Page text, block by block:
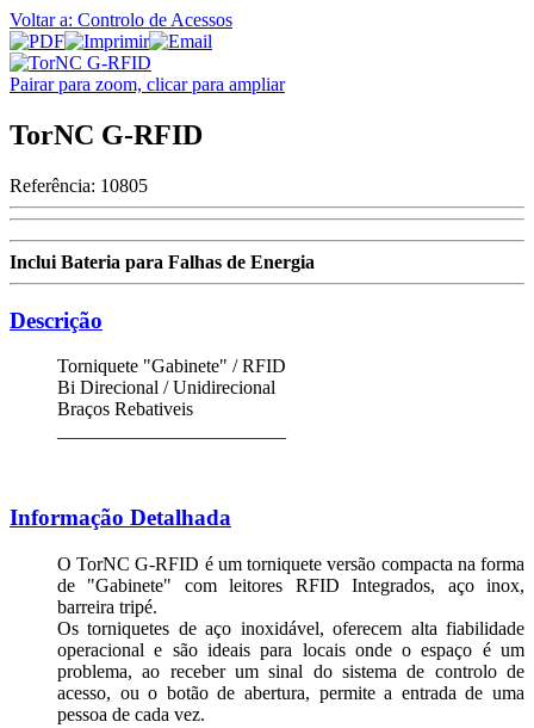
Voltar a: Controlo de Acessos
Pairar para zoom, clicar para ampliar
TorNC G-RFID
Referência: 10805
Inclui Bateria para Falhas de Energia
Descrição
Torniquete "Gabinete" / RFID
Bi Direcional / Unidirecional
Braços Rebativeis
Informação Detalhada
O TorNC G-RFID é um torniquete versão compacta na forma
de "Gabinete" com leitores RFID Integrados, aço inox,
barreira tripé.
Os torniquetes de aço inoxidável, oferecem alta fiabilidade
operacional e são ideais para locais onde o espaço é um
problema, ao receber um sinal do sistema de controlo de
acesso, ou o botão de abertura, permite a entrada de uma
pessoa de cada vez.